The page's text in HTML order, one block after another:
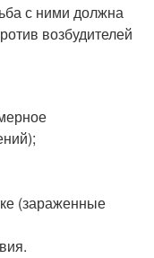
с ними должна
возбудителей
(зараженные